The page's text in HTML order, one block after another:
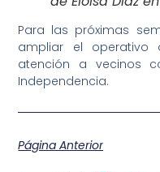
Para las próximas
ampliar el operativo
atención a vecinos
Independencia.
Página Anterior